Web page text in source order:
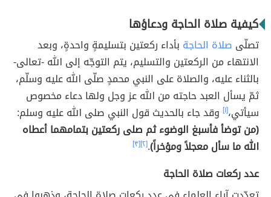
كيفية صلاة الحاجة ودعاؤها
تصلّى صلاة الحاجة بأداء ركعتين بتسليمةٍ واحدةٍ، وبعد
الانتهاء من الركعتين والتسليم، يتم التوجّه إلى الله -تعالى-
بالثناء عليه، والصلاة على النبي محمدٍ صلّى الله عليه وسلّم،
ثمّ يسأل العبد حاجته من الله عز وجل ولها دعاء مخصوص
سيأتي،[١] وقد جاء بالحديث قول النبي صلى الله عليه وسلم:
(من توضأ فأسبغ الوضوء ثم صلى ركعتين بتمامهما أعطاه
الله ما سأل معجلاً ومؤخراً).[٢] [٣]
عدد ركعات صلاة الحاجة